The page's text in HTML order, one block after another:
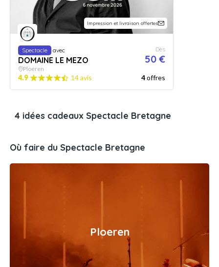
Impression et livraison offertes
Spectacle avec
DOMAINE LE MEZO
Dès
50 €
Ploeren
4.9 14 avis 4offres
4 idées cadeaux Spectacle Bretagne
Où faire du Spectacle Bretagne
Ploeren